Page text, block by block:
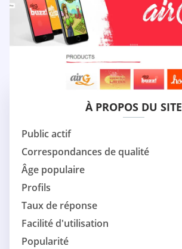
À PROPOS DU SITE
Public actif
Correspondances de qualité
Âge populaire
Profils
Taux de réponse
Facilité d'utilisation
Popularité